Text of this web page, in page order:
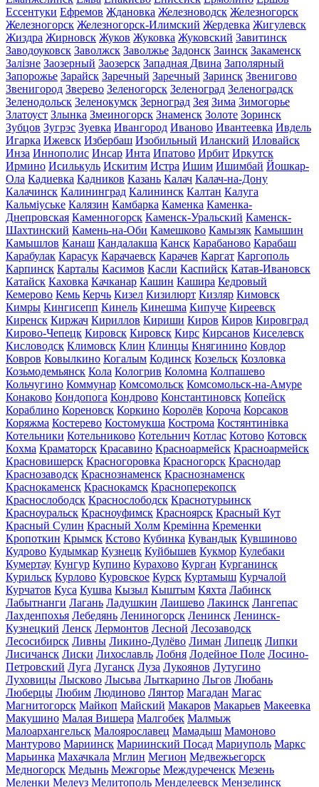
Ессентуки Ефремов Ждановка Железноводск Железногорск
Железногорск Железногорск-Илимский Жердевка Жигулевск
Жиздра Жирновск Жуков Жуковка Жуковский Завитинск
Заводоуковск Заволжск Заволжье Задонск Заинск Закаменск
Залізне Заозерный Заозерск Западная Двина Заполярный
Запорожье Зарайск Заречный Заречный Заринск Звенигово
Звенигород Зверево Зеленогорск Зеленоград Зеленоградск
Зеленодольск Зеленокумск Зерноград Зея Зима Зимогорье
Златоуст Злынка Змеиногорск Знаменск Золоте Зоринск
Зубцов Зугрэс Зуевка Ивангород Иваново Ивантеевка Ивдель
Игарка Ижевск Избербаш Изобильный Иланский Иловайск
Инза Иннополис Инсар Инта Ипатово Ирбит Иркутск
Ирмино Исилькуль Искитим Истра Ишим Ишимбай Йошкар-
Ола Кадиевка Кадников Казань Калач Калач-на-Дону
Калачинск Калининград Калининск Калтан Калуга
Кальміуське Калязин Камбарка Каменка Каменка-
Днепровская Каменногорск Каменск-Уральский Каменск-
Шахтинский Камень-на-Оби Камешково Камызяк Камышин
Камышлов Канаш Кандалакша Канск Карабаново Карабаш
Карабулак Карасук Карачаевск Карачев Каргат Каргополь
Карпинск Карталы Касимов Касли Каспийск Катав-Ивановск
Катайск Каховка Качканар Кашин Кашира Кедровый
Кемерово Кемь Керчь Кизел Кизилюрт Кизляр Кимовск
Кимры Кингисепп Кинель Кинешма Кипуче Киреевск
Киренск Киржач Кириллов Кириши Киров Киров Кировград
Кирово-Чепецк Кировск Кировск Кирс Кирсанов Киселевск
Кисловодск Климовск Клин Клинцы Княгинино Ковдор
Ковров Ковылкино Когалым Кодинск Козельск Козловка
Козьмодемьянск Кола Кологрив Коломна Колпашево
Кольчугино Коммунар Комсомольск Комсомольск-на-Амуре
Конаково Кондопога Кондрово Константиновск Копейск
Кораблино Кореновск Коркино Королёв Короча Корсаков
Коряжма Костерево Костомукша Кострома Костянтинівка
Котельники Котельниково Котельнич Котлас Котово Котовск
Кохма Краматорск Красавино Красноармейск Красноармейск
Красновишерск Красногоровка Красногорск Краснодар
Краснозаводск Краснознаменск Краснознаменск
Краснокаменск Краснокамск Красноперекопск
Краснослободск Краснослободск Краснотурьинск
Красноуральск Красноуфимск Красноярск Красный Кут
Красный Сулин Красный Холм Кремінна Кременки
Кропоткин Крымск Кстово Кубинка Кувандык Кувшиново
Кудрово Кудымкар Кузнецк Куйбышев Кукмор Кулебаки
Кумертау Кунгур Купино Курахово Курган Курганинск
Курильск Курлово Куровское Курск Куртамыш Курчалой
Курчатов Куса Кушва Кызыл Кыштым Кяхта Лабинск
Лабытнанги Лагань Ладушкин Лаишево Лакинск Лангепас
Лахденпохья Лебедянь Лениногорск Ленинск Ленинск-
Кузнецкий Ленск Лермонтов Лесной Лесозаводск
Лесосибирск Ливны Ликино-Дулёво Лиман Липецк Липки
Лисичанск Лиски Лихославль Лобня Лодейное Поле Лосино-
Петровский Луга Луганск Луза Лукоянов Лутугино
Луховицы Лысково Лысьва Лыткарино Льгов Любань
Люберцы Любим Людиново Лянтор Магадан Магас
Магнитогорск Майкоп Майский Макаров Макарьев Макеевка
Макушино Малая Вишера Малгобек Малмыж
Малоархангельск Малоярославец Мамадыш Мамоново
Мантурово Мариинск Мариинский Посад Мариуполь Маркс
Марьинка Махачкала Мглин Мегион Медвежьегорск
Медногорск Медынь Межгорье Междуреченск Мезень
Меленки Мелеуз Мелитополь Менделеевск Мензелинск